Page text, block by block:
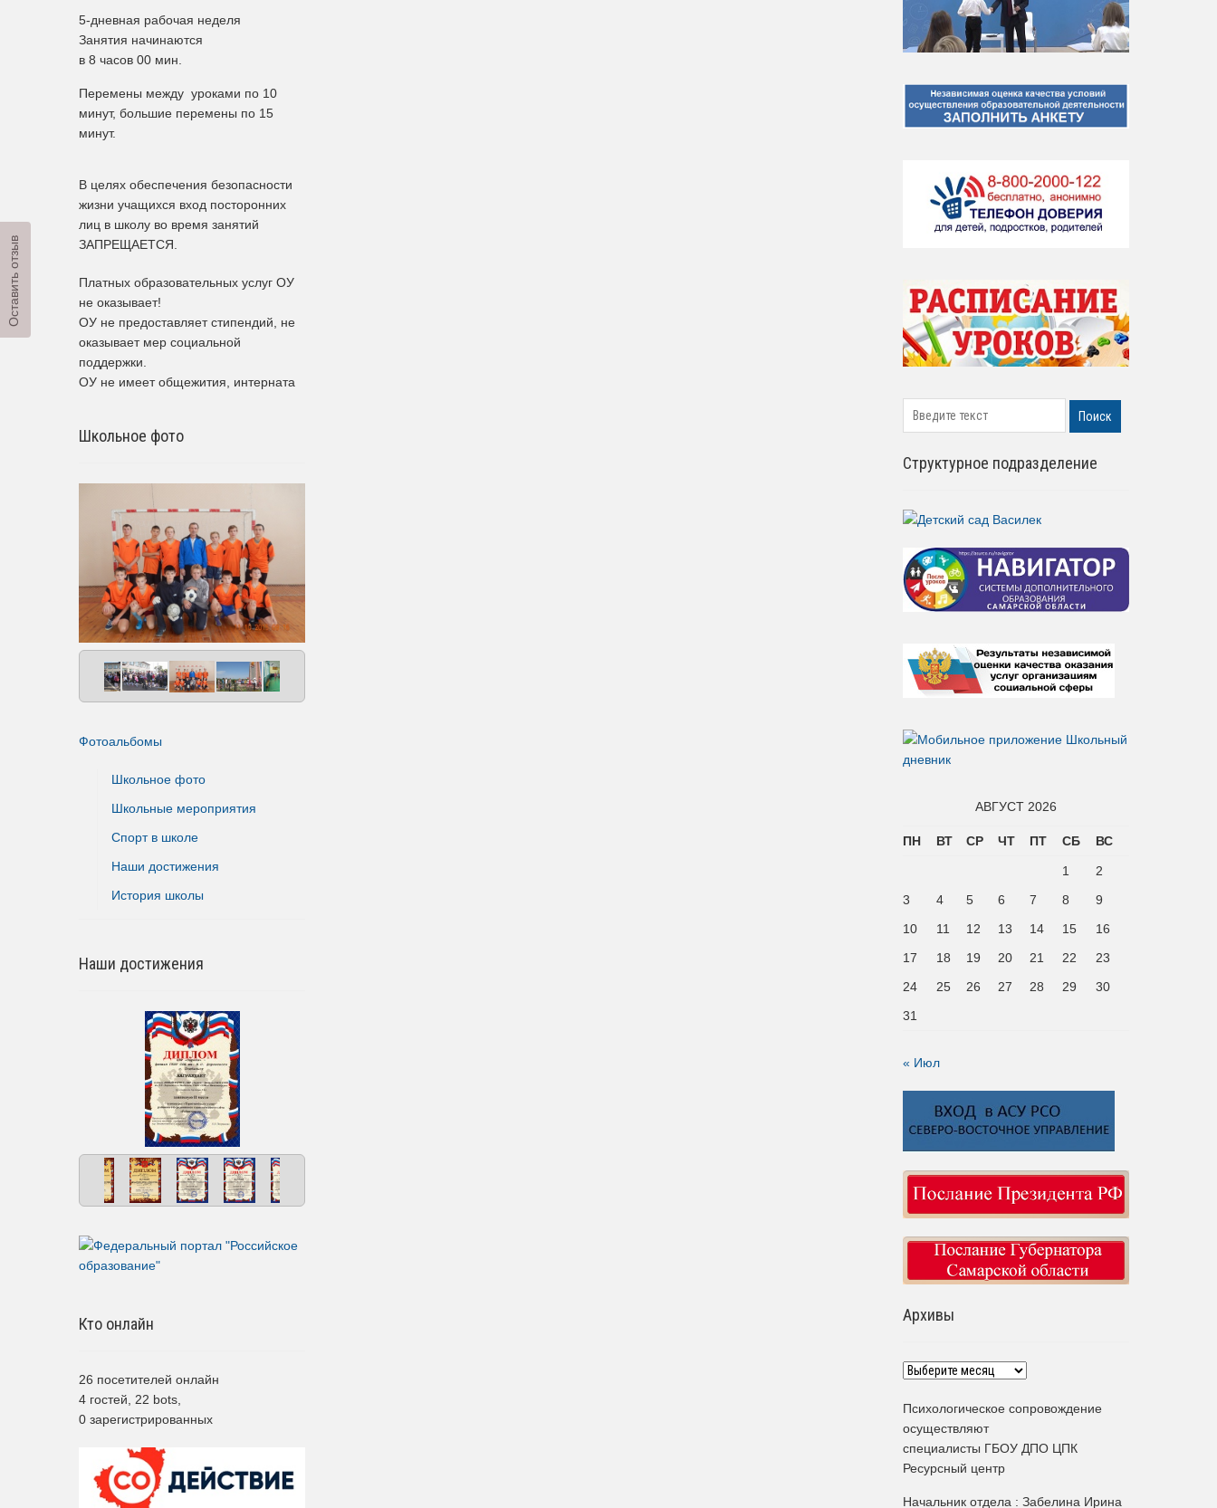
5-дневная рабочая неделя
Занятия начинаются
в 8 часов 00 мин.
Перемены между уроками по 10
минут, большие перемены по 15
минут.
В целях обеспечения безопасности
жизни учащихся вход посторонних
лиц в школу во время занятий
ЗАПРЕЩАЕТСЯ.
Платных образовательных услуг ОУ
не оказывает!
ОУ не предоставляет стипендий, не
оказывает мер социальной
поддержки.
ОУ не имеет общежития, интерната
Школьное фото
Фотоальбомы
Школьное фото
Школьные мероприятия
Спорт в школе
Наши достижения
История школы
Наши достижения
Кто онлайн
26 посетителей онлайн
4 гостей,
22 bots,
0 зарегистрированных
search
Поиск
Структурное подразделение
АВГУСТ 2026
ПН ВТ СР ЧТ ПТ СБ ВС
1
2
3
4 5 6 7 8
9
10
11 12 13 14 15
16
17
18 19 20 21 22
23
24
25 26 27 28 29
30
31
« Июл
Архивы
Архивы
Психологическое сопровождение
осуществляют
специалисты ГБОУ ДПО ЦПК
Ресурсный центр
Начальник отдела : Забелина Ирина
Оставить отзыв